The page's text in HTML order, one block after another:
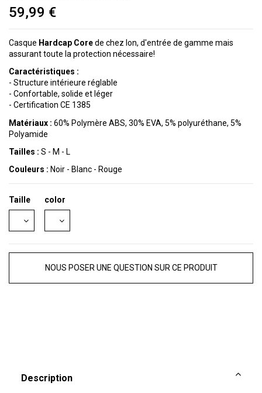
59,99 €
Casque Hardcap Corede chez Ion, d'entrée de gamme mais
assurant toute la protection nécessaire!
Caractéristiques :
- Structure intérieure réglable
- Confortable, solide et léger
- Certification CE 1385
Matériaux : 60% Polymère ABS, 30% EVA, 5% polyuréthane, 5%
Polyamide
Tailles : S - M - L
Couleurs : Noir - Blanc - Rouge
Taille color
NOUS POSER UNE QUESTION SUR CE PRODUIT
Description